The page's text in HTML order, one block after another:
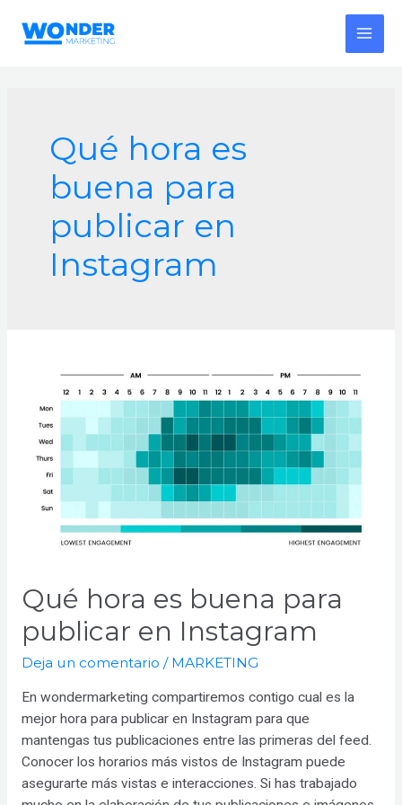
Qué hora es
buena para
publicar en
Instagram
Qué hora es buena para
publicar en Instagram
Deja un comentario / MARKETING
En wondermarketing compartiremos contigo cual es la
mejor hora para publicar en Instagram para que
mantengas tus publicaciones entre las primeras del feed.
Conocer los horarios más vistos de Instagram puede
asegurarte más vistas e interacciones. Si has trabajado